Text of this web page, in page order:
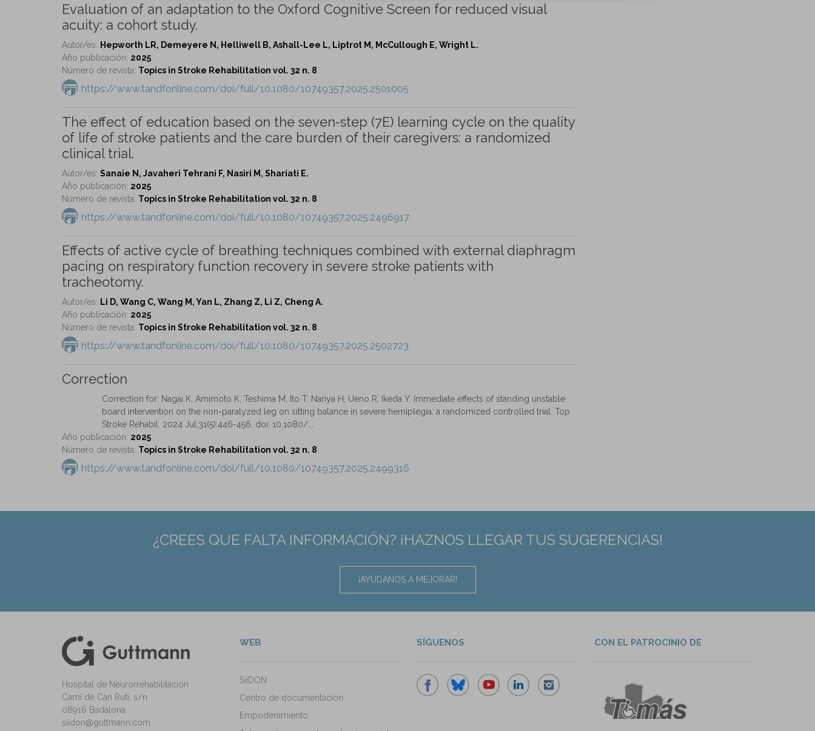
Evaluation of an adaptation to the Oxford Cognitive Screen for reduced visual
acuity: a cohort study.
Autor/es: Hepworth LR, Demeyere N, Helliwell B, Ashall-Lee L, Liptrot M, McCullough E, Wright L.
Año publicación: 2025
Número de revista: Topics in Stroke Rehabilitation vol. 32 n. 8
https://www.tandfonline.com/doi/full/10.1080/10749357.2025.2501005
The effect of education based on the seven-step (7E) learning cycle on the quality
of life of stroke patients and the care burden of their caregivers: a randomized
clinical trial.
Autor/es: Sanaie N, Javaheri Tehrani F, Nasiri M, Shariati E.
Año publicación: 2025
Número de revista: Topics in Stroke Rehabilitation vol. 32 n. 8
https://www.tandfonline.com/doi/full/10.1080/10749357.2025.2496917
Effects of active cycle of breathing techniques combined with external diaphragm
pacing on respiratory function recovery in severe stroke patients with
tracheotomy.
Autor/es: Li D, Wang C, Wang M, Yan L, Zhang Z, Li Z, Cheng A.
Año publicación: 2025
Número de revista: Topics in Stroke Rehabilitation vol. 32 n. 8
https://www.tandfonline.com/doi/full/10.1080/10749357.2025.2502723
Correction
Correction for: Nagai K, Amimoto K, Teshima M, Ito T, Nariya H, Ueno R, Ikeda Y. Immediate effects of standing unstable
board intervention on the non-paralyzed leg on sitting balance in severe hemiplegia: a randomized controlled trial. Top
Stroke Rehabil. 2024 Jul;31(5):446-456. doi: 10.1080/...
Año publicación: 2025
Número de revista: Topics in Stroke Rehabilitation vol. 32 n. 8
https://www.tandfonline.com/doi/full/10.1080/10749357.2025.2499316
¿CREES QUE FALTA INFORMACIÓN? ¡HAZNOS LLEGAR TUS SUGERENCIAS!
¡AYÚDANOS A MEJORAR!
Hospital de Neurorrehabilitación
Camí de Can Ruti, s/n
08916 Badalona
siidon@guttmann.com
WEB
SiiDON
Centro de documentación
Empoderamiento
SÍGUENOS CON EL PATROCINIO DE